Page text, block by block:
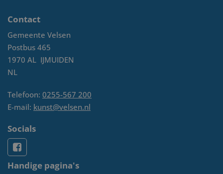
Contact
Gemeente Velsen
Postbus 465
1970 AL IJMUIDEN
NL
Telefoon: 0255-567 200
E-mail: kunst@velsen.nl
Socials
Handige pagina's